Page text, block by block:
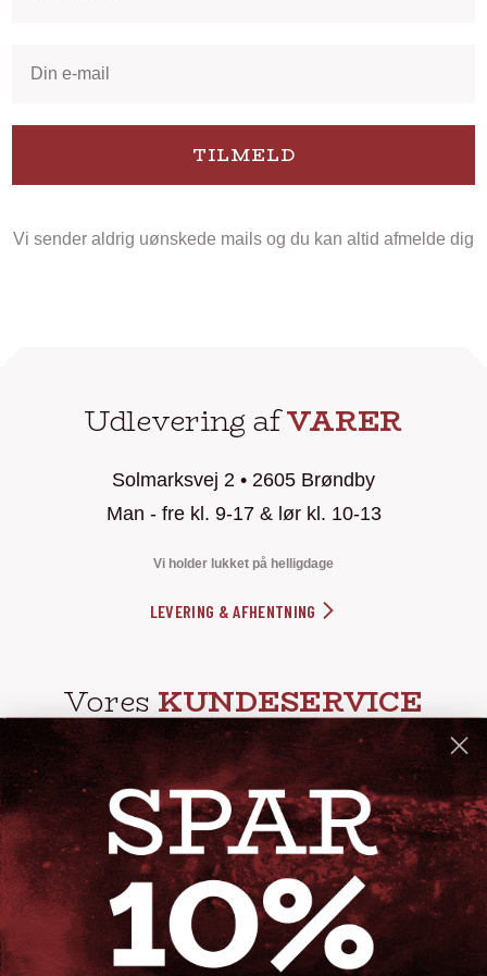
TILMELD
Vi sender aldrig uønskede mails og du kan altid afmelde dig
Udlevering afVARER
Solmarksvej 2 • 2605 Brøndby
Man - fre kl. 9-17 & lør kl. 10-13
Vi holder lukket på helligdage
LEVERING & AFHENTNING
Vores KUNDESERVICE
info@steak-out.dk
+45 53644030
Telefontid: man - fre kl. 10-15